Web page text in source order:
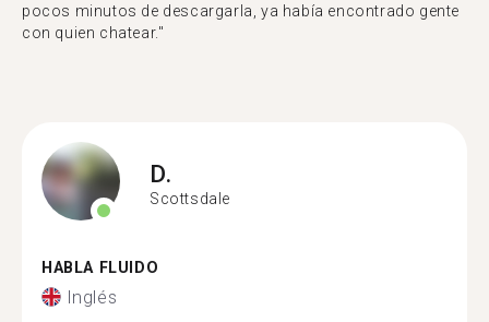
pocos minutos de descargarla, ya había encontrado gente
con quien chatear."
D.
Scottsdale
HABLA FLUIDO
Inglés